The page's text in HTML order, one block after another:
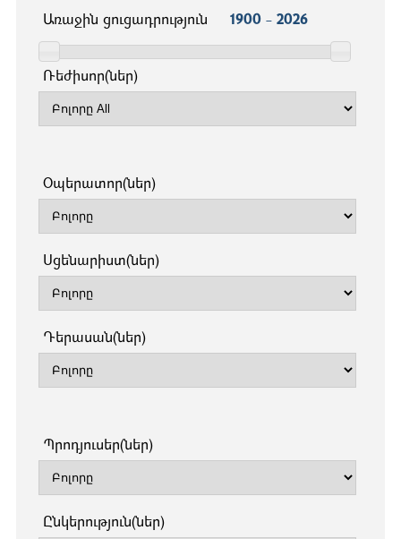
Առաջին ցուցադրություն 1900 - 2026
Ռեժիսոր(ներ)
Օպերատոր(ներ)
Սցենարիստ(ներ)
Դերասան(ներ)
Պրոդյուսեր(ներ)
Ընկերություն(ներ)